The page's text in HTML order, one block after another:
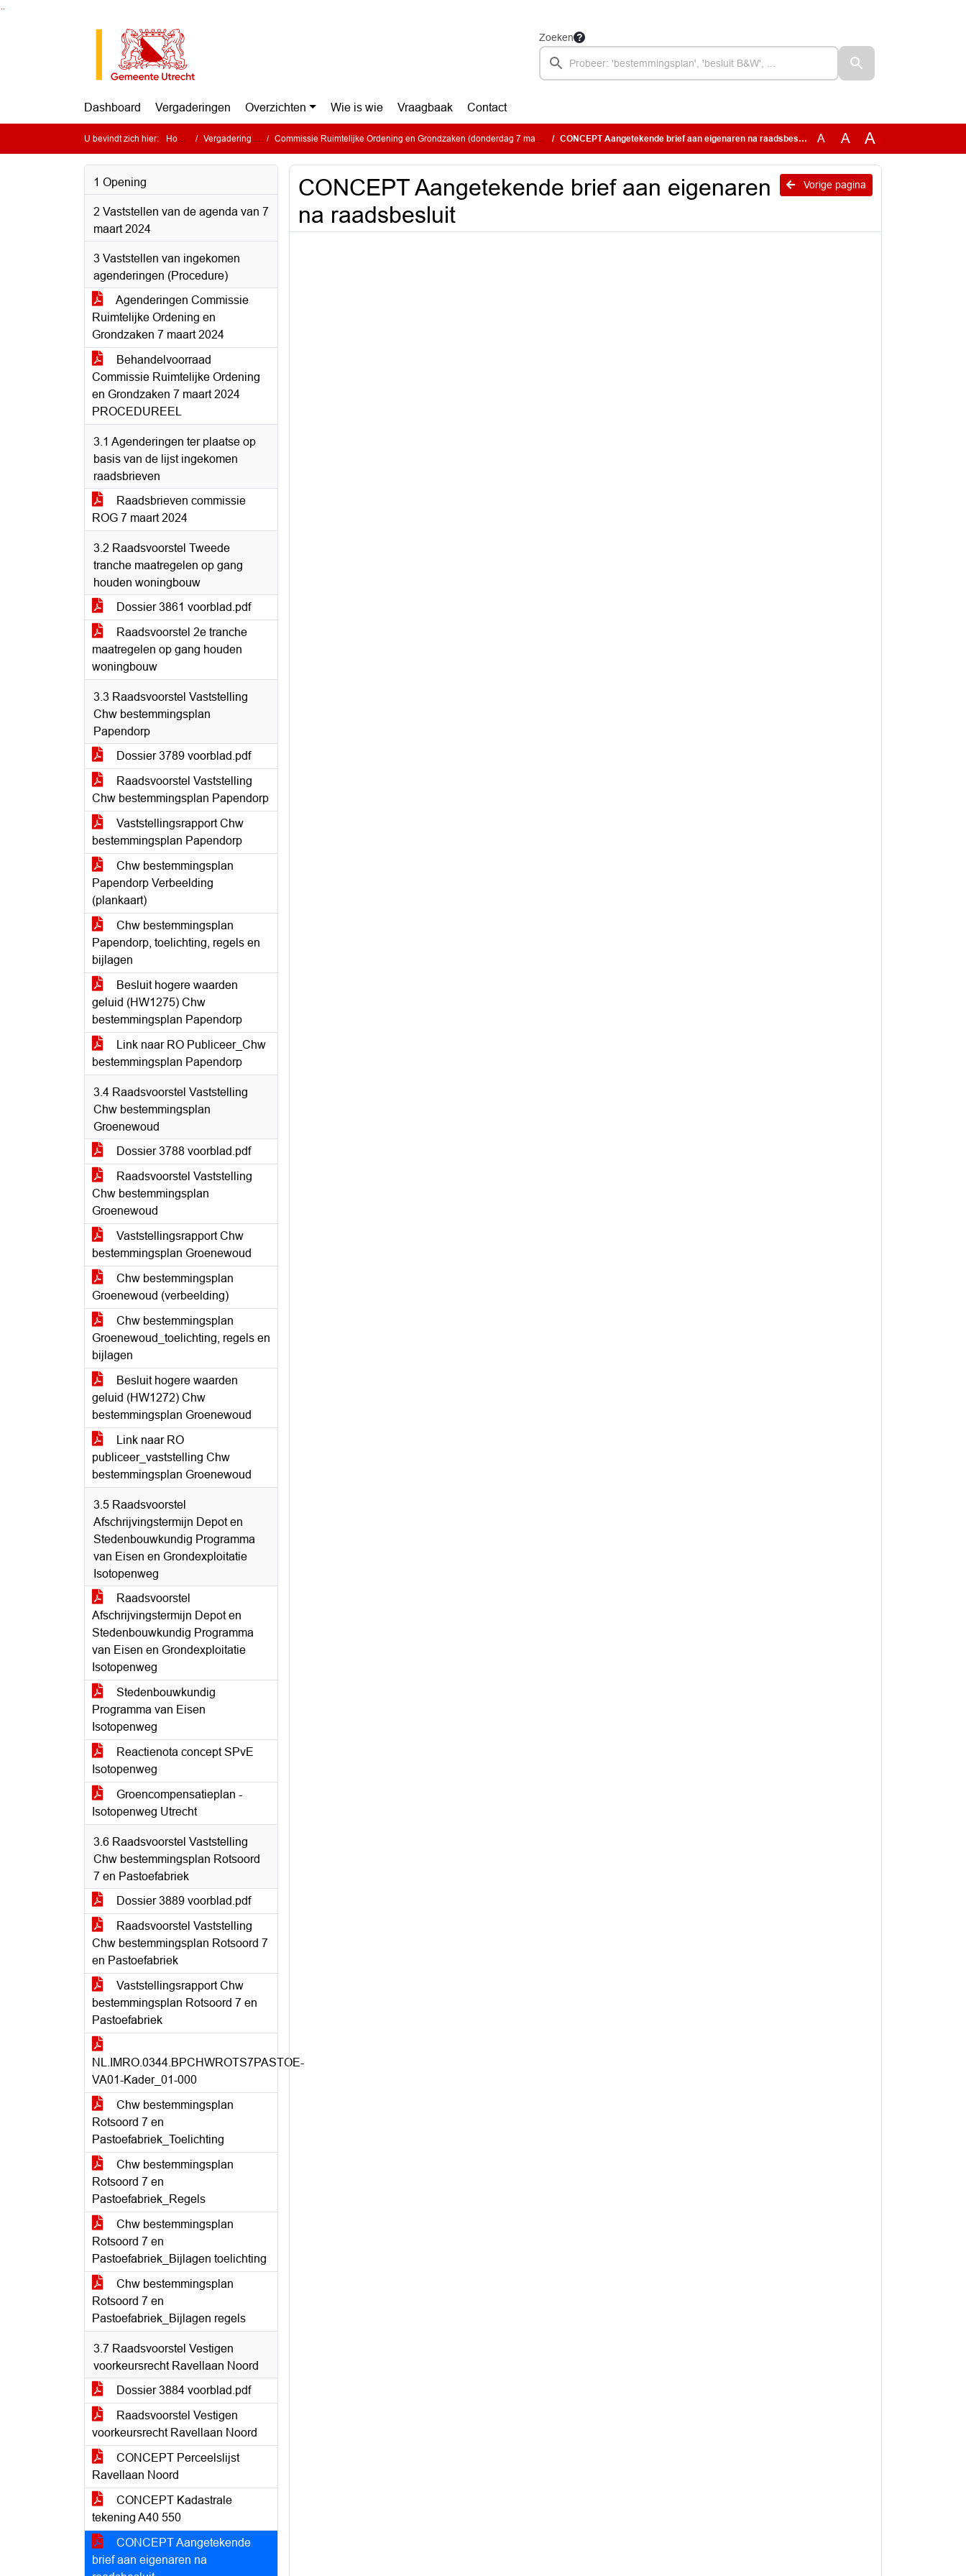
Zoeken
Dashboard Vergaderingen Overzichten Wie is wie Vraagbaak Contact
U bevindt zich hier: Home Vergaderingen Commissie Ruimtelijke Ordening en Grondzaken (donderdag 7 maart 2024) CONCEPT Aangetekende brief aan eigenaren na raadsbesluit A A A
1 Opening
2 Vaststellen van de agenda van 7
maart 2024
3 Vaststellen van ingekomen
agenderingen (Procedure)
Agenderingen Commissie
Ruimtelijke Ordening en
Grondzaken 7 maart 2024
Behandelvoorraad
Commissie Ruimtelijke Ordening
en Grondzaken 7 maart 2024
PROCEDUREEL
3.1 Agenderingen ter plaatse op
basis van de lijst ingekomen
raadsbrieven
Raadsbrieven commissie
ROG 7 maart 2024
3.2 Raadsvoorstel Tweede
tranche maatregelen op gang
houden woningbouw
Dossier 3861 voorblad.pdf
Raadsvoorstel 2e tranche
maatregelen op gang houden
woningbouw
3.3 Raadsvoorstel Vaststelling
Chw bestemmingsplan
Papendorp
Dossier 3789 voorblad.pdf
Raadsvoorstel Vaststelling
Chw bestemmingsplan Papendorp
Vaststellingsrapport Chw
bestemmingsplan Papendorp
Chw bestemmingsplan
Papendorp Verbeelding
(plankaart)
Chw bestemmingsplan
Papendorp, toelichting, regels en
bijlagen
Besluit hogere waarden
geluid (HW1275) Chw
bestemmingsplan Papendorp
Link naar RO Publiceer_Chw
bestemmingsplan Papendorp
3.4 Raadsvoorstel Vaststelling
Chw bestemmingsplan
Groenewoud
Dossier 3788 voorblad.pdf
Raadsvoorstel Vaststelling
Chw bestemmingsplan
Groenewoud
Vaststellingsrapport Chw
bestemmingsplan Groenewoud
Chw bestemmingsplan
Groenewoud (verbeelding)
Chw bestemmingsplan
Groenewoud_toelichting, regels en
bijlagen
Besluit hogere waarden
geluid (HW1272) Chw
bestemmingsplan Groenewoud
Link naar RO
publiceer_vaststelling Chw
bestemmingsplan Groenewoud
3.5 Raadsvoorstel
Afschrijvingstermijn Depot en
Stedenbouwkundig Programma
van Eisen en Grondexploitatie
Isotopenweg
Raadsvoorstel
Afschrijvingstermijn Depot en
Stedenbouwkundig Programma
van Eisen en Grondexploitatie
Isotopenweg
Stedenbouwkundig
Programma van Eisen
Isotopenweg
Reactienota concept SPvE
Isotopenweg
Groencompensatieplan -
Isotopenweg Utrecht
3.6 Raadsvoorstel Vaststelling
Chw bestemmingsplan Rotsoord
7 en Pastoefabriek
Dossier 3889 voorblad.pdf
Raadsvoorstel Vaststelling
Chw bestemmingsplan Rotsoord 7
en Pastoefabriek
Vaststellingsrapport Chw
bestemmingsplan Rotsoord 7 en
Pastoefabriek
NL.IMRO.0344.BPCHWROTS7PASTOE-
VA01-Kader_01-000
Chw bestemmingsplan
Rotsoord 7 en
Pastoefabriek_Toelichting
Chw bestemmingsplan
Rotsoord 7 en
Pastoefabriek_Regels
Chw bestemmingsplan
Rotsoord 7 en
Pastoefabriek_Bijlagen toelichting
Chw bestemmingsplan
Rotsoord 7 en
Pastoefabriek_Bijlagen regels
3.7 Raadsvoorstel Vestigen
voorkeursrecht Ravellaan Noord
Dossier 3884 voorblad.pdf
Raadsvoorstel Vestigen
voorkeursrecht Ravellaan Noord
CONCEPT Perceelslijst
Ravellaan Noord
CONCEPT Kadastrale
tekening A40 550
CONCEPT Aangetekende
brief aan eigenaren na
Vorige pagina
CONCEPT Aangetekende brief aan eigenaren
na raadsbesluit